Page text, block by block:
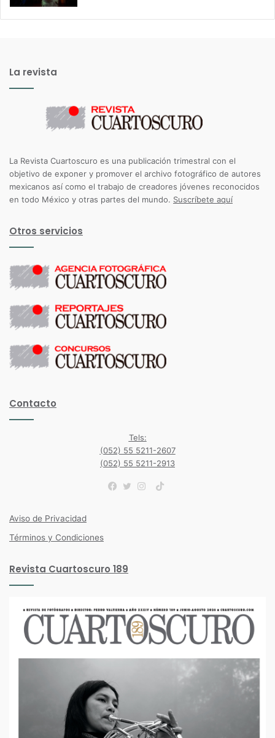
La revista
La Revista Cuartoscuro es una publicación trimestral con el
objetivo de exponer y promover el archivo fotográfico de autores
mexicanos así como el trabajo de creadores jóvenes reconocidos
en todo México y otras partes del mundo. Suscríbete aquí
Otros servicios
Contacto
Tels:
(052) 55 5211-2607
(052) 55 5211-2913
TikTok
Aviso de Privacidad
Términos y Condiciones
Revista Cuartoscuro 189